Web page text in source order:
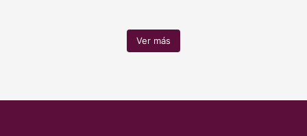
Ver más